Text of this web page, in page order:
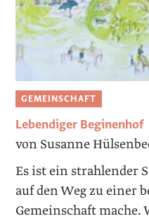
GEMEINSCHAFT
Lebendiger Beginenhof
von Susanne
Es ist ein strahlender
auf den Weg zu einer
Gemeinschaft mache.